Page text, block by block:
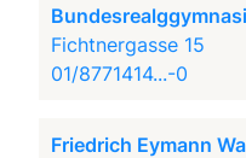
Fichtnergasse 15
01/8771414...-0
Friedrich Eymann